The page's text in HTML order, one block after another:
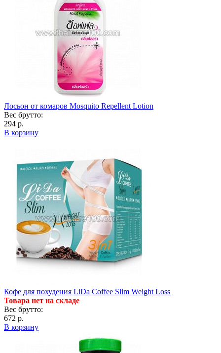
Лосьон от комаров Mosquito Repellent Lotion
Вес брутто:
294 р.
В корзину
Кофе для похудения LiDa Coffee Slim Weight Loss
Товара нет на складе
Вес брутто:
672 р.
В корзину